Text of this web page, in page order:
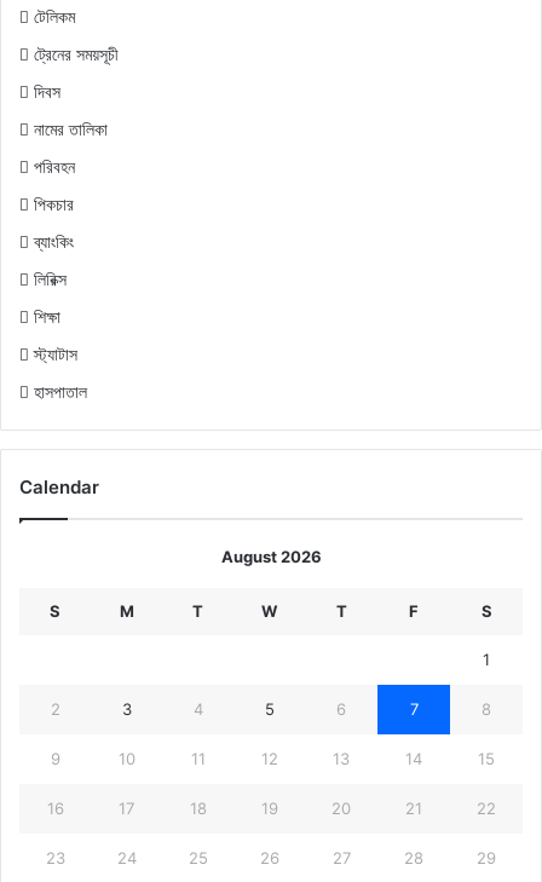
টেলিকম
ট্রেনের সময়সূচী
দিবস
নামের তালিকা
পরিবহন
পিকচার
ব্যাংকিং
লিরিক্স
শিক্ষা
স্ট্যাটাস
হাসপাতাল
Calendar
August 2026
S M T W T F S
1
2 3 4 5 6 7 8
9 10 11 12 13 14 15
16 17 18 19 20 21 22
23 24 25 26 27 28 29